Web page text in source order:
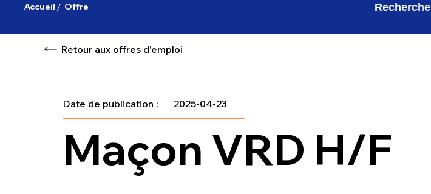
Retour aux offres d'emploi
Maçon VRD H/F
2025-04-23
Date de publication :
Accueil / Offre Recherche